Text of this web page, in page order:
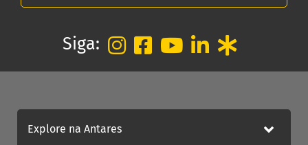
Siga:
Explore na Antares